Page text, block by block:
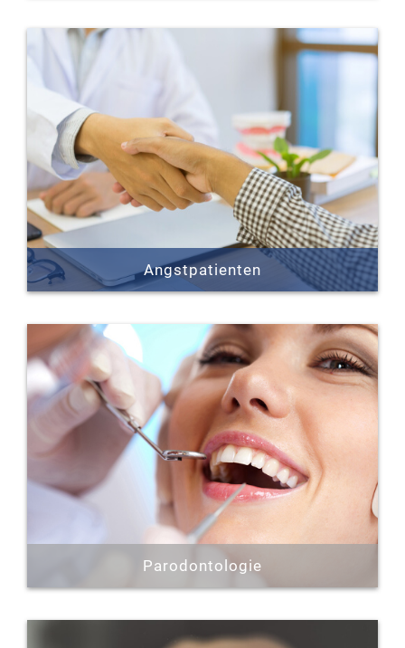
bieten den Vorteil, dass sie optisch den
ursprünglichen Zähnen sehr nahe kommen und
sowohl einzelne Zähne als auch komplett
Erfahren Sie mehr »
Angstpatienten
Angst. Erfahrungsgemäß ist fast jeder Patient
„Angstpatient“. Für uns ist die sanfte, behutsame
Behandlung von Angstpatienten eine
Selbstverständlichkeit.
Erfahren Sie mehr »
Parodontologie
sie leider oft erst sehr spät erkannt wird. Wenn